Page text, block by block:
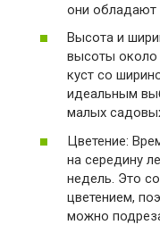
они обладают
Высота и
высоты около
куст со
идеальным
малых
Цветение:
на середину
недель. Это
цветением,
можно